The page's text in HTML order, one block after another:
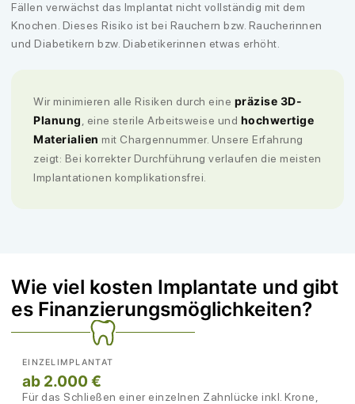
Fällen verwächst das Implantat nicht vollständig mit dem
Knochen. Dieses Risiko ist bei Rauchern bzw. Raucherinnen
und Diabetikern bzw. Diabetikerinnen etwas erhöht.
Wir minimieren alle Risiken durch eine präzise 3D-
Planung, eine sterile Arbeitsweise und hochwertige
Materialien mit Chargennummer. Unsere Erfahrung
zeigt: Bei korrekter Durchführung verlaufen die meisten
Implantationen komplikationsfrei.
Wie viel kosten Implantate und gibt
es Finanzierungsmöglichkeiten?
EINZELIMPLANTAT
ab 2.000 €
Für das Schließen einer einzelnen Zahnlücke inkl. Krone,